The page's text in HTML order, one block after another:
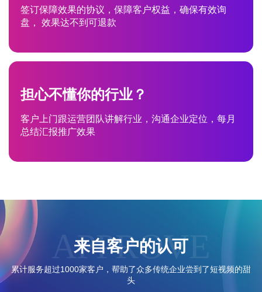
签订保障效果的协议，保障客户权益，确保有效询
盘， 效果达不到可退款
担心不懂你的行业？
客户上门跟运营团队讲解行业，沟通企业定位，每月
总结汇报推广效果
来自客户的认可
APPROVE
累计服务超过1000家客户，帮助了众多传统企业尝到了短视频的甜
头